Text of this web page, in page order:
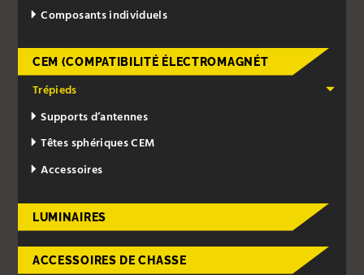
Composants individuels
CEM (COMPATIBILITÉ ÉLECTROMAGNÉT
Trépieds
Supports d’antennes
Têtes sphériques CEM
Accessoires
LUMINAIRES
ACCESSOIRES DE CHASSE